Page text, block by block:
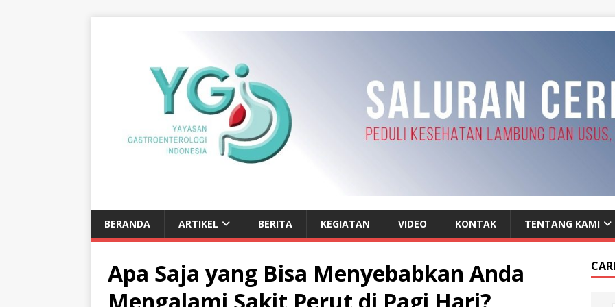
BERANDA ARTIKEL BERITA KEGIATAN VIDEO KONTAK TENTANG KAMI
Apa Saja yang Bisa Menyebabkan Anda
Mengalami Sakit Perut di Pagi Hari?